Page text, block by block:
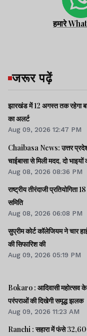
हमारे
जरूर पढ़ें
झारखंड में 12 अगस्त तक रहेगा
का अलर्ट
Aug 09, 2026 12:47 PM
Chaibasa News: उत्तर
चाईबासा से मिली मदद, दो
Aug 08, 2026 08:36 PM
राष्ट्रीय तीरंदाजी
समिति
Aug 08, 2026 06:08 PM
सुप्रीम कोर्ट कॉलेजियम ने चार
की सिफारिश की
Aug 09, 2026 05:19 PM
Bokaro : आदिवासी महोत्सव
परंपराओं की दिखेगी समृद्ध झलक
Aug 09, 2026 11:23 AM
Ranchi : सहारा में फंसे